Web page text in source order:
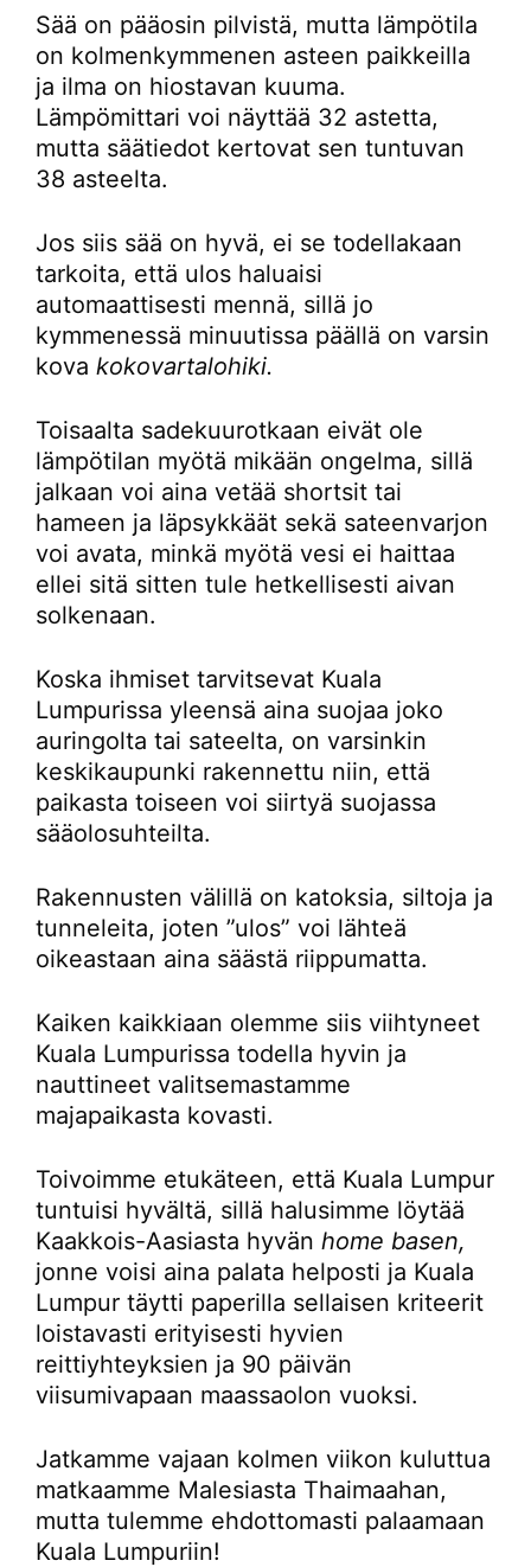
Sää on pääosin pilvistä, mutta lämpötila
on kolmenkymmenen asteen paikkeilla
ja ilma on hiostavan kuuma.
Lämpömittari voi näyttää 32 astetta,
mutta säätiedot kertovat sen tuntuvan
38 asteelta.
Jos siis sää on hyvä, ei se todellakaan
tarkoita, että ulos haluaisi
automaattisesti mennä, sillä jo
kymmenessä minuutissa päällä on varsin
kova kokovartalohiki.
Toisaalta sadekuurotkaan eivät ole
lämpötilan myötä mikään ongelma, sillä
jalkaan voi aina vetää shortsit tai
hameen ja läpsykkäät sekä sateenvarjon
voi avata, minkä myötä vesi ei haittaa
ellei sitä sitten tule hetkellisesti aivan
solkenaan.
Koska ihmiset tarvitsevat Kuala
Lumpurissa yleensä aina suojaa joko
auringolta tai sateelta, on varsinkin
keskikaupunki rakennettu niin, että
paikasta toiseen voi siirtyä suojassa
sääolosuhteilta.
Rakennusten välillä on katoksia, siltoja ja
tunneleita, joten ”ulos” voi lähteä
oikeastaan aina säästä riippumatta.
Kaiken kaikkiaan olemme siis viihtyneet
Kuala Lumpurissa todella hyvin ja
nauttineet valitsemastamme
majapaikasta kovasti.
Toivoimme etukäteen, että Kuala Lumpur
tuntuisi hyvältä, sillä halusimme löytää
Kaakkois-Aasiasta hyvän home basen,
jonne voisi aina palata helposti ja Kuala
Lumpur täytti paperilla sellaisen kriteerit
loistavasti erityisesti hyvien
reittiyhteyksien ja 90 päivän
viisumivapaan maassaolon vuoksi.
Jatkamme vajaan kolmen viikon kuluttua
matkaamme Malesiasta Thaimaahan,
mutta tulemme ehdottomasti palaamaan
Kuala Lumpuriin!